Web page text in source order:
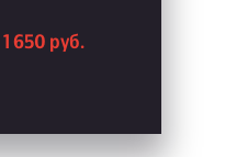
1 650 руб.